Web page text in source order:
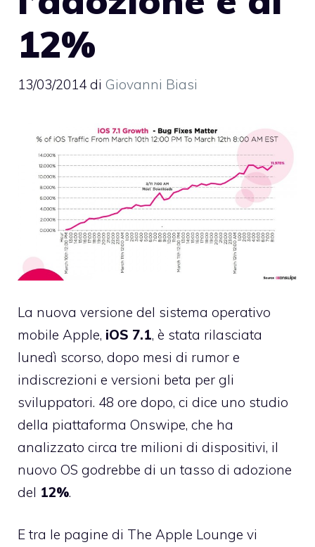
12%
13/03/2014 di Giovanni Biasi
La nuova versione del sistema operativo
mobile Apple, iOS 7.1, è stata rilasciata
lunedì scorso, dopo mesi di rumor e
indiscrezioni e versioni beta per gli
sviluppatori. 48 ore dopo, ci dice uno studio
della piattaforma Onswipe, che ha
analizzato circa tre milioni di dispositivi, il
nuovo OS godrebbe di un tasso di adozione
del 12%.
E tra le pagine di The Apple Lounge vi